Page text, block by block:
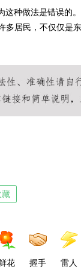
这种做法是错误的
多居民，不仅仅是
藏
花 握手 雷人